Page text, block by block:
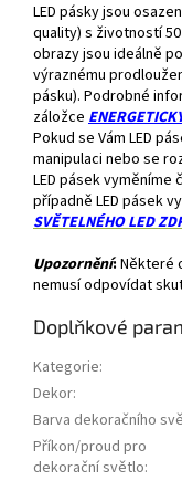
LED pásky jsou
quality) s životností
obrazy jsou ideálně
výraznému
pásku). Podrobné
záložce
Pokud se Vám LED
manipulaci nebo se
LED pásek vyměníme
případně LED pásek
SVĚTELNÉHO LED
Upozornění: Některé
nemusí odpovídat
Doplňkové
Kategorie:
Dekor:
Barva dekoračního
Příkon/proud pro
dekorační světlo: